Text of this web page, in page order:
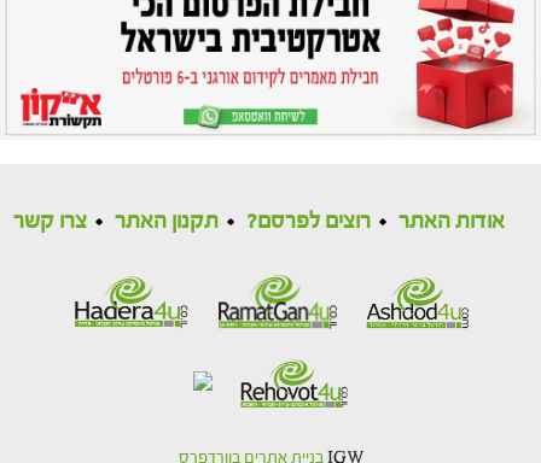
אודות האתר רוצים לפרסם? תקנון האתר צרו קשר
IGW בניית אתרים בוורדפרס